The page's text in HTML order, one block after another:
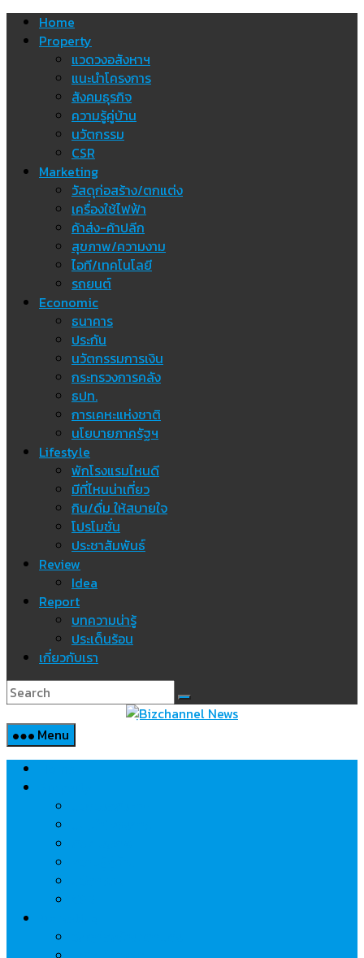
Skip Home
Property
แวดวงอสังหาฯ
แนะนำโครงการ
สังคมธุรกิจ
ความรู้คู่บ้าน
นวัตกรรม
CSR
Marketing
วัสดุก่อสร้าง/ตกแต่ง
เครื่องใช้ไฟฟ้า
ค้าส่ง-ค้าปลีก
สุขภาพ/ความงาม
ไอที/เทคโนโลยี
รถยนต์
Economic
ธนาคาร
ประกัน
นวัตกรรมการเงิน
กระทรวงการคลัง
ธปท.
การเคหะแห่งชาติ
นโยบายภาครัฐฯ
Lifestyle
พักโรงแรมไหนดี
มีที่ไหนน่าเที่ยว
กิน/ดื่ม ให้สบายใจ
โปรโมชั่น
ประชาสัมพันธ์
Review
Idea
Report
บทความน่ารู้
ประเด็นร้อน
เกี่ยวกับเรา
Menu